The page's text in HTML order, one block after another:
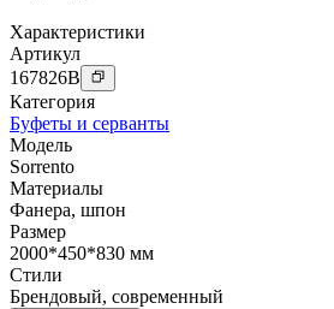
Характеристики
Артикул
167826B
Категория
Буфеты и серванты
Модель
Sorrento
Материалы
Фанера, шпон
Размер
2000*450*830 мм
Стили
Брендовый, современный